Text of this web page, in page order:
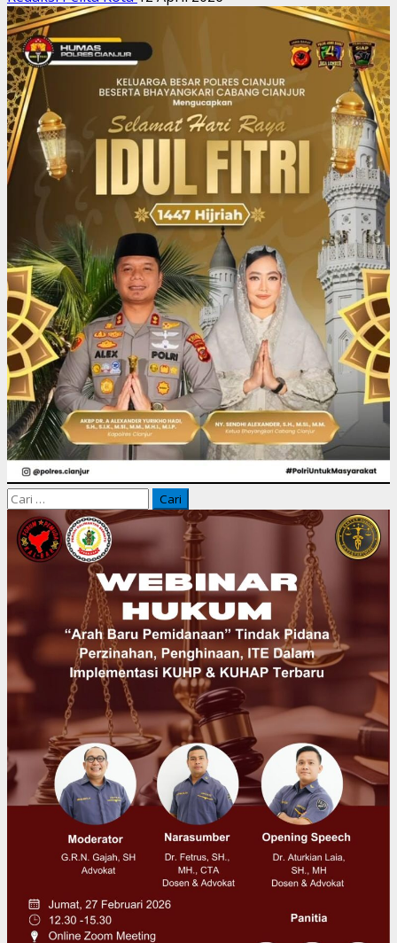
Cari
untuk: